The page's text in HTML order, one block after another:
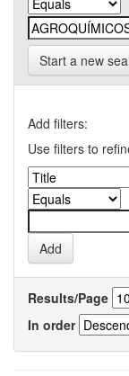
Start a new
Add filters:
Use filters to
Results/Page
In order